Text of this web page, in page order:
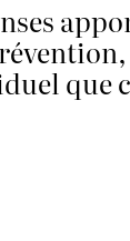
que